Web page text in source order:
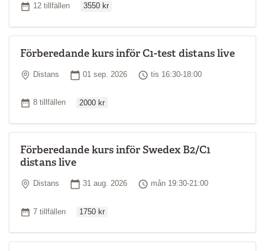
Antal tillfällen
12 tillfällen 3550 kr
Förberedande kurs inför C1-test distans live
Plats
Distans Startdatum
01 sep. 2026 Tid
tis 16:30-18:00
Antal tillfällen
8 tillfällen 2000 kr
Förberedande kurs inför Swedex B2/C1
distans live
Plats
Distans Startdatum
31 aug. 2026 Tid
mån 19:30-21:00
Antal tillfällen
7 tillfällen 1750 kr